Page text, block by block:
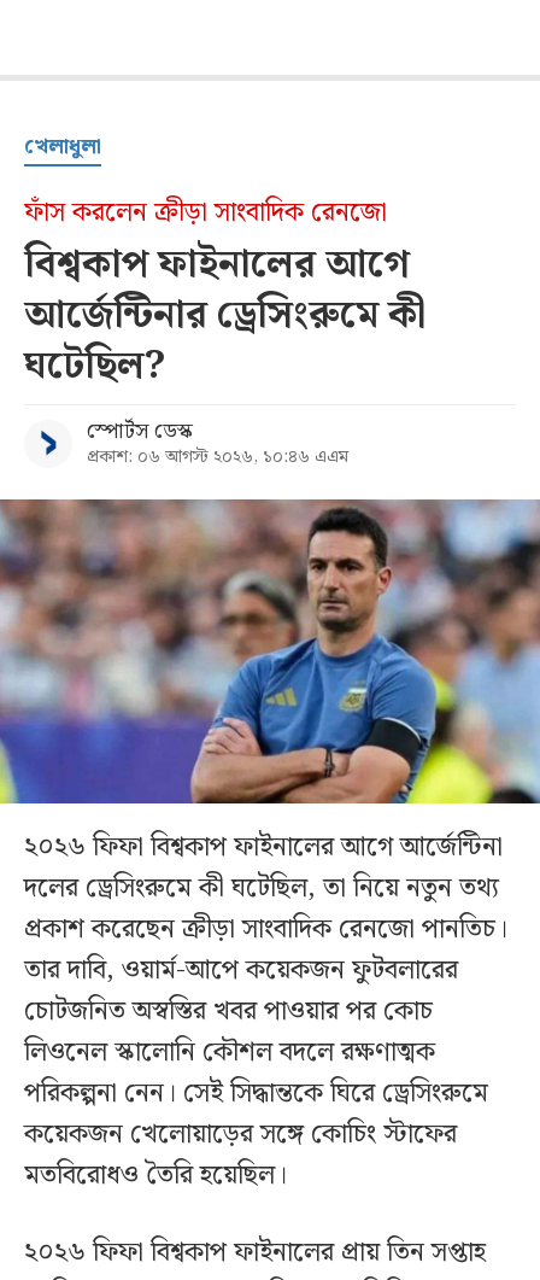
খেলাধুলা
ফাঁস করলেন ক্রীড়া সাংবাদিক রেনজো
বিশ্বকাপ ফাইনালের আগে
আর্জেন্টিনার ড্রেসিংরুমে কী
ঘটেছিল?
স্পোর্টস ডেস্ক
প্রকাশ: ০৬ আগস্ট ২০২৬, ১০:৪৬ এএম
২০২৬ ফিফা বিশ্বকাপ ফাইনালের আগে আর্জেন্টিনা
দলের ড্রেসিংরুমে কী ঘটেছিল, তা নিয়ে নতুন তথ্য
প্রকাশ করেছেন ক্রীড়া সাংবাদিক রেনজো পানতিচ।
তার দাবি, ওয়ার্ম-আপে কয়েকজন ফুটবলারের
চোটজনিত অস্বস্তির খবর পাওয়ার পর কোচ
লিওনেল স্কালোনি কৌশল বদলে রক্ষণাত্মক
পরিকল্পনা নেন। সেই সিদ্ধান্তকে ঘিরে ড্রেসিংরুমে
কয়েকজন খেলোয়াড়ের সঙ্গে কোচিং স্টাফের
মতবিরোধও তৈরি হয়েছিল।
২০২৬ ফিফা বিশ্বকাপ ফাইনালের প্রায় তিন সপ্তাহ